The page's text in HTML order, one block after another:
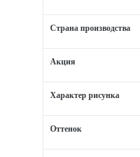
Страна производства
Акция
Характер рисунка
Оттенок